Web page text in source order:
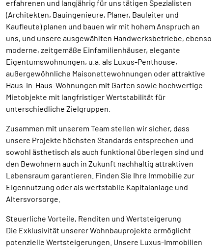
erfahrenen und langjährig für uns tätigen Spezialisten
(Architekten, Bauingenieure, Planer, Bauleiter und
Kaufleute) planen und bauen wir mit hohem Anspruch an
uns, und unsere ausgewählten Handwerksbetriebe, ebenso
moderne, zeitgemäße Einfamilienhäuser, elegante
Eigentumswohnungen, u.a. als Luxus-Penthouse,
außergewöhnliche Maisonettewohnungen oder attraktive
Haus-in-Haus-Wohnungen mit Garten sowie hochwertige
Mietobjekte mit langfristiger Wertstabilität für
unterschiedliche Zielgruppen.
Zusammen mit unserem Team stellen wir sicher, dass
unsere Projekte höchsten Standards entsprechen und
sowohl ästhetisch als auch funktional überlegen sind und
den Bewohnern auch in Zukunft nachhaltig attraktiven
Lebensraum garantieren. Finden Sie Ihre Immobilie zur
Eigennutzung oder als wertstabile Kapitalanlage und
Altersvorsorge.
Steuerliche Vorteile, Renditen und Wertsteigerung
Die Exklusivität unserer Wohnbauprojekte ermöglicht
potenzielle Wertsteigerungen. Unsere Luxus-Immobilien